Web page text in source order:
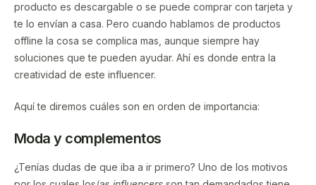
producto es descargable o se puede comprar con tarjeta y
te lo envían a casa. Pero cuando hablamos de productos
offline la cosa se complica mas, aunque siempre hay
soluciones que te pueden ayudar. Ahí es donde entra la
creatividad de este influencer.
Aquí te diremos cuáles son en orden de importancia:
Moda y complementos
¿Tenías dudas de que iba a ir primero? Uno de los motivos